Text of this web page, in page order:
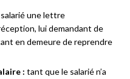
une lettre
lui demandant de
en demeure de reprendre
: tant que le salarié n’a